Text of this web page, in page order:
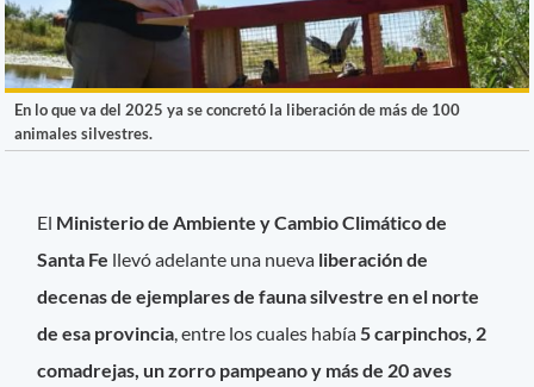
En lo que va del 2025 ya se concretó la liberación de más de 100
animales silvestres.
El Ministerio de Ambiente y Cambio Climático de
Santa Fe llevó adelante una nueva liberación de
decenas de ejemplares de fauna silvestre en el norte
de esa provincia , entre los cuales había 5 carpinchos, 2
comadrejas, un zorro pampeano y más de 20 aves